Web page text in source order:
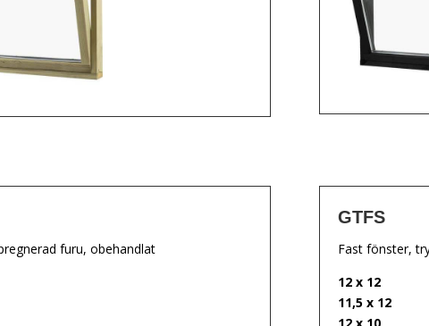
furu, obehandlat
GTFS
Fast fönster,
12 x 12
11,5 x 12